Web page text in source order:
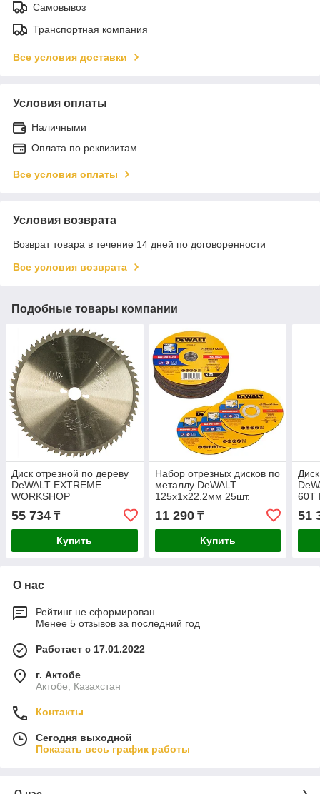
Самовывоз
Транспортная компания
Все условия доставки
Условия оплаты
Наличными
Оплата по реквизитам
Все условия оплаты
Условия возврата
Возврат товара в течение 14 дней по договоренности
Все условия возврата
Подобные товары компании
Диск отрезной по дереву
DeWALT EXTREME
WORKSHOP
305х2.2х30мм DT4331-QZ
55 734 ₸
Купить
Набор отрезных дисков по
металлу DeWALT
125х1х22.2мм 25шт.
DT20594-QZ
11 290₸
Купить
60T
51
О нас
Рейтинг не сформирован
Менее 5 отзывов за последний год
Работает с 17.01.2022
г. Актобе
Актобе, Казахстан
Контакты
Сегодня выходной
Показать весь график работы